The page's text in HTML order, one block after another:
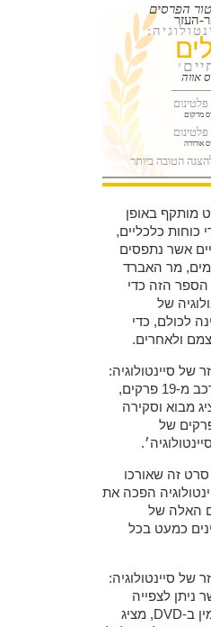
הפרסים
העזר
אווה
מרקום
אורורה
הטובה ביותר
מותקף באופן
כוחות כלכליים,
אשר נתפסים
מר האברד
הזה כדי
של
לכולם, כדי
ולאחרים.
של סיינטולוגיה:
כלים לחיים׳ מורכב מ-19 פרקים,
מבוא וסקירה
של
זה שאורכו
הפכה את
האלה של
כמעט בכל
של סיינטולוגיה:
ניתן לצפייה
באינטרנט וגם זמין ב-DVD, מציג